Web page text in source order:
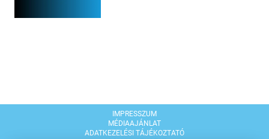
IMPRESSZUM
MÉDIAAJÁNLAT
ADATKEZELÉSI TÁJÉKOZTATÓ